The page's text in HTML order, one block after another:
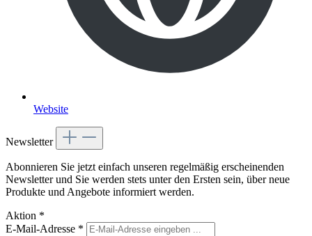
Website
Newsletter
Abonnieren Sie jetzt einfach unseren regelmäßig erscheinenden
Newsletter und Sie werden stets unter den Ersten sein, über neue
Produkte und Angebote informiert werden.
Aktion *
E-Mail-Adresse *